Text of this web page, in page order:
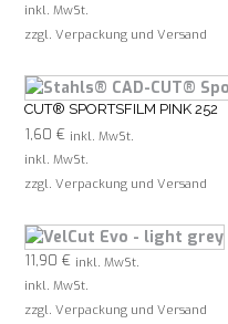
inkl. MwSt.
zzgl. Verpackung und Versand
CUT® SPORTSFILM PINK 252
1,60 € inkl. MwSt.
inkl. MwSt.
zzgl. Verpackung und Versand
11,90 € inkl. MwSt.
inkl. MwSt.
zzgl. Verpackung und Versand